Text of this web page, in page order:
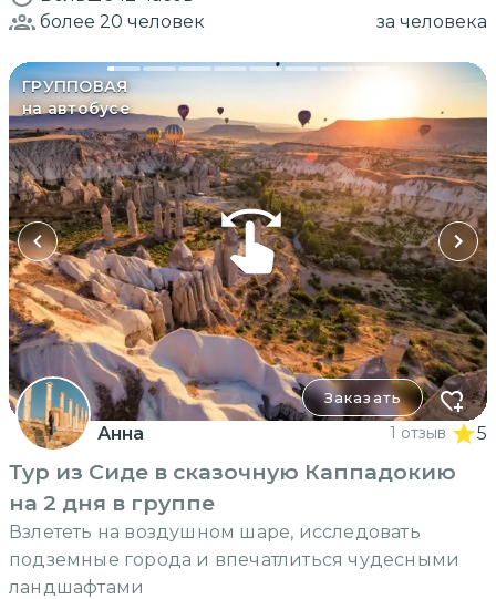
более 20 человек за человека
ГРУППОВАЯ
на автобусе
Заказать
Анна 1 отзыв 5
Тур из Сиде в сказочную Каппадокию
на 2 дня в группе
Взлететь на воздушном шаре, исследовать
подземные города и впечатлиться чудесными
ландшафтами